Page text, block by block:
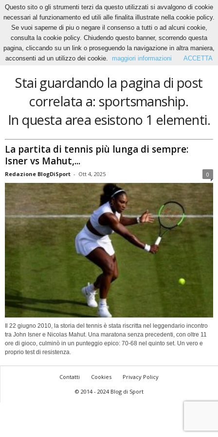
Home Tags Sportsmanship
sportsmanship
Stai guardando la pagina di post
correlata a: sportsmanship.
In questa area esistono 1 elementi.
La partita di tennis più lunga di sempre:
Isner vs Mahut,...
Redazione BlogDiSport - Ott 4, 2025 0
Il 22 giugno 2010, la storia del tennis è stata riscritta nel leggendario incontro
tra John Isner e Nicolas Mahut. Una maratona senza precedenti, con oltre 11
ore di gioco, culminò in un punteggio epico: 70-68 nel quinto set. Un vero e
proprio test di resistenza.
Contatti Cookies
Privacy Policy
© 2014 - 2024 Blog di Sport
Questo sito o gli strumenti terzi da questo utilizzati si avvalgono di cookie
necessari al funzionamento ed utili alle finalita illustrate nella cookie policy.
Se vuoi saperne di piu o negare il consenso a tutti o ad alcuni cookie,
consulta la cookie policy. Chiudendo questo banner, scorrendo questa
pagina, cliccando su un link o proseguendo la navigazione in altra maniera,
acconsenti ad un utilizzo dei cookie.
maggiori informazioni ACCETTA